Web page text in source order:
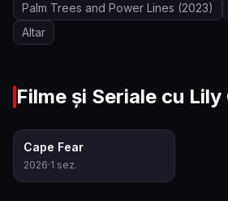
Palm Trees and Power Lines (2023)
Altar
Filme și Seriale cu Lily
Cape Fear
2026·1 sez.